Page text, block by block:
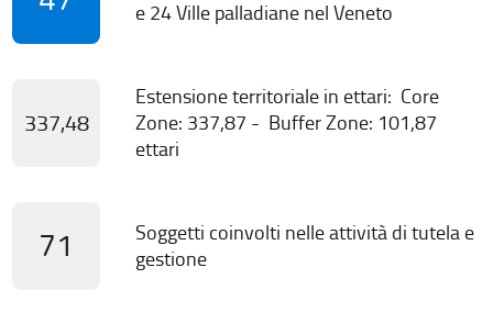
e 24 Ville palladiane nel Veneto
337,48
Estensione territoriale in ettari: Core
Zone: 337,87 - Buffer Zone: 101,87
ettari
71
Soggetti coinvolti nelle attività di tutela e
gestione